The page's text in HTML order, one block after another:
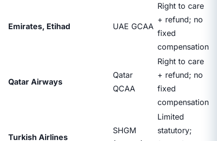
Emirates, Etihad UAE GCAA
Right to care
+ refund; no
fixed
compensation
Qatar Airways
Qatar
QCAA
Right to care
+ refund; no
fixed
compensation
Turkish Airlines
SHGM
Limited
statutory;